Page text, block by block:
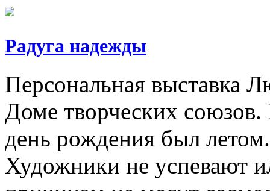
Радуга надежды
Персональная выставка
Доме творческих
день рождения был
Художники не успевают